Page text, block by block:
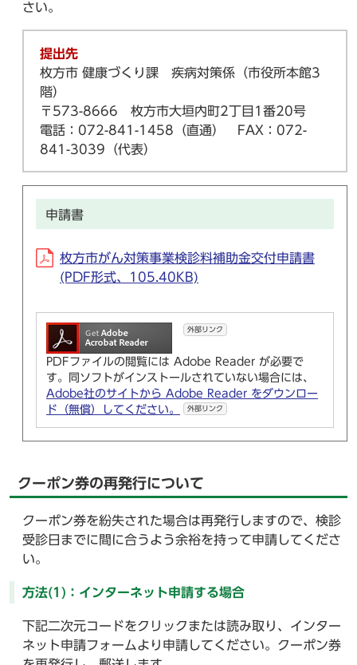
さい。
提出先
枚方市 健康づくり課 疾病対策係（市役所本館3
階）
〒573-8666 枚方市大垣内町2丁目1番20号
電話：072-841-1458（直通） FAX：072-
841-3039（代表）
申請書
枚方市がん対策事業検診料補助金交付申請書
(PDF形式、105.40KB)
外部リンク
PDFファイルの閲覧には Adobe Reader が必要で
す。同ソフトがインストールされていない場合には、
Adobe社のサイトから Adobe Reader をダウンロー
ド（無償）してください。
外部リンク
クーポン券の再発行について
クーポン券を紛失された場合は再発行しますので、検診
受診日までに間に合うよう余裕を持って申請してくださ
い。
方法(1)：インターネット申請する場合
下記二次元コードをクリックまたは読み取り、インター
ネット申請フォームより申請してください。クーポン券